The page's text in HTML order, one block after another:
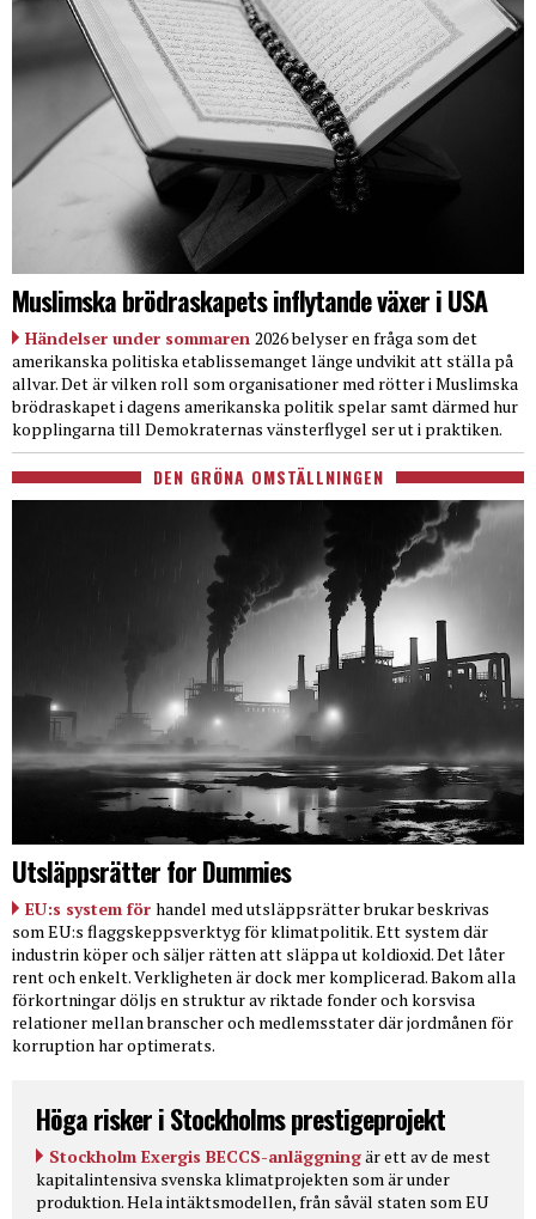
Muslimska brödraskapets inflytande växer i USA
Händelser under sommaren 2026 belyser en fråga som det
amerikanska politiska etablissemanget länge undvikit att ställa på
allvar. Det är vilken roll som organisationer med rötter i Muslimska
brödraskapet i dagens amerikanska politik spelar samt därmed hur
kopplingarna till Demokraternas vänsterflygel ser ut i praktiken.
DEN GRÖNA OMSTÄLLNINGEN
Utsläppsrätter for Dummies
EU:s system för handel med utsläppsrätter brukar beskrivas
som EU:s flaggskeppsverktyg för klimatpolitik. Ett system där
industrin köper och säljer rätten att släppa ut koldioxid. Det låter
rent och enkelt. Verkligheten är dock mer komplicerad. Bakom alla
förkortningar döljs en struktur av riktade fonder och korsvisa
relationer mellan branscher och medlemsstater där jordmånen för
korruption har optimerats.
Höga risker i Stockholms prestigeprojekt
Stockholm Exergis BECCS-anläggningär ett av de mest
kapitalintensiva svenska klimatprojekten som är under
produktion. Hela intäktsmodellen, från såväl staten som EU